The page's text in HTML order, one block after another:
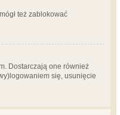
też zablokować
Dostarczają one również
się, usunięcie